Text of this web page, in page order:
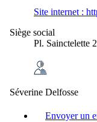
Site internet :
Siège social
Pl. Sainctelette
Séverine Delfosse
Envoyer un